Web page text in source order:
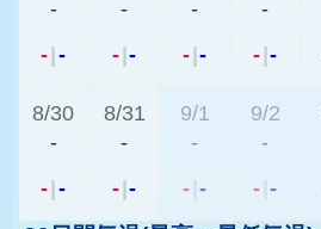
-
-|-
-
-|-
-
-|-
-
-|-
8/30
-
-|-
8/31
-
-|-
9/1
-
- -
9/2
-
- |-